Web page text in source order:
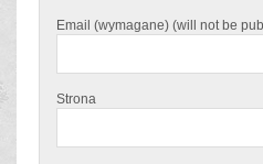
Email (wymagane) (will not be
Strona